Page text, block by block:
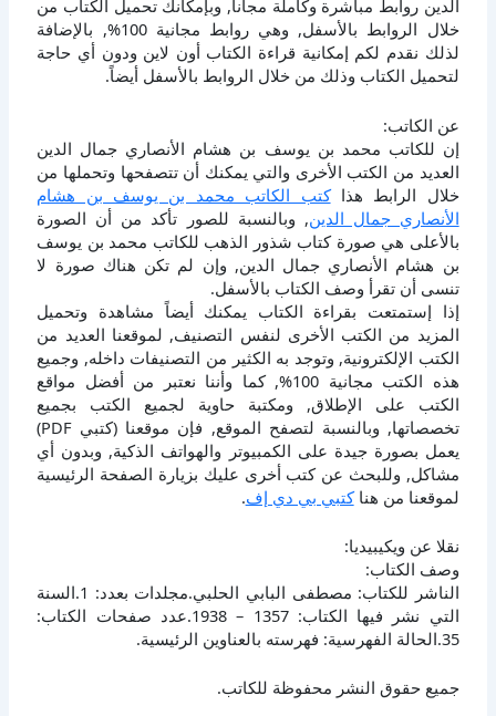
الدين روابط مباشرة وكاملة مجانا, وبإمكانك تحميل الكتاب من
خلال الروابط بالأسفل, وهي روابط مجانية 100%, بالإضافة
لذلك نقدم لكم إمكانية قراءة الكتاب أون لاين ودون أي حاجة
لتحميل الكتاب وذلك من خلال الروابط بالأسفل أيضاً.
عن الكاتب:
إن للكاتب محمد بن يوسف بن هشام الأنصاري جمال الدين
العديد من الكتب الأخرى والتي يمكنك أن تتصفحها وتحملها من
خلال الرابط هذاكتب الكاتب محمد بن يوسف بن هشام
الأنصاري جمال الدين, وبالنسبة للصور تأكد من أن الصورة
بالأعلى هي صورة كتاب شذور الذهب للكاتب محمد بن يوسف
بن هشام الأنصاري جمال الدين, وإن لم تكن هناك صورة لا
تنسى أن تقرأ وصف الكتاب بالأسفل.
إذا إستمتعت بقراءة الكتاب يمكنك أيضاً مشاهدة وتحميل
المزيد من الكتب الأخرى لنفس التصنيف, لموقعنا العديد من
الكتب الإلكترونية, وتوجد به الكثير من التصنيفات داخله, وجميع
هذه الكتب مجانية 100%, كما وأننا نعتبر من أفضل مواقع
الكتب على الإطلاق, ومكتبة حاوية لجميع الكتب بجميع
تخصصاتها, وبالنسبة لتصفح الموقع, فإن موقعنا (كتبي PDF)
يعمل بصورة جيدة على الكمبيوتر والهواتف الذكية, وبدون أي
مشاكل, وللبحث عن كتب أخرى عليك بزيارة الصفحة الرئيسية
لموقعنا من هناكتبي بي دي إف.
نقلا عن ويكيبيديا:
وصف الكتاب:
الناشر للكتاب: مصطفى البابي الحلبي.مجلدات بعدد: 1.السنة
التي نشر فيها الكتاب: 1357 – 1938.عدد صفحات الكتاب:
35.الحالة الفهرسية: فهرسته بالعناوين الرئيسية.
جميع حقوق النشر محفوظة للكاتب.